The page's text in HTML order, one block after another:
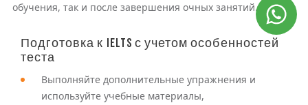
обучения, так и после завершения очных занятий.
Подготовка к IELTS с учетом особенностей
теста
Выполняйте дополнительные упражнения и
используйте учебные материалы,